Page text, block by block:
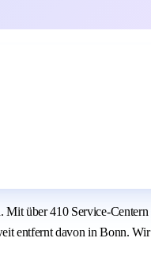
über 410 Service-
entfernt davon in Bonn.